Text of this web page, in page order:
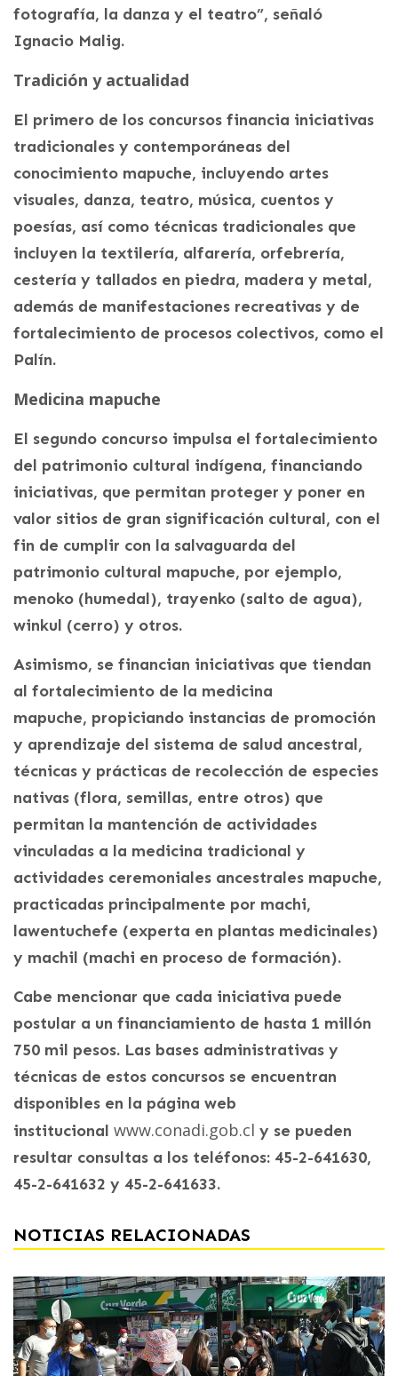
fotografía, la danza y el teatro”, señaló
Ignacio Malig.
Tradición y actualidad
El primero de los concursos financia iniciativas
tradicionales y contemporáneas del
conocimiento mapuche, incluyendo artes
visuales, danza, teatro, música, cuentos y
poesías, así como técnicas tradicionales que
incluyen la textilería, alfarería, orfebrería,
cestería y tallados en piedra, madera y metal,
además de manifestaciones recreativas y de
fortalecimiento de procesos colectivos, como el
Palín.
Medicina mapuche
El segundo concurso impulsa el fortalecimiento
del patrimonio cultural indígena, financiando
iniciativas, que permitan proteger y poner en
valor sitios de gran significación cultural, con el
fin de cumplir con la salvaguarda del
patrimonio cultural mapuche, por ejemplo,
menoko (humedal), trayenko (salto de agua),
winkul (cerro) y otros.
Asimismo, se financian iniciativas que tiendan
al fortalecimiento de la medicina
mapuche, propiciando instancias de promoción
y aprendizaje del sistema de salud ancestral,
técnicas y prácticas de recolección de especies
nativas (flora, semillas, entre otros) que
permitan la mantención de actividades
vinculadas a la medicina tradicional y
actividades ceremoniales ancestrales mapuche,
practicadas principalmente por machi,
lawentuchefe (experta en plantas medicinales)
y machil (machi en proceso de formación).
Cabe mencionar que cada iniciativa puede
postular a un financiamiento de hasta 1 millón
750 mil pesos. Las bases administrativas y
técnicas de estos concursos se encuentran
disponibles en la página web
institucional www.conadi.gob.cl y se pueden
resultar consultas a los teléfonos: 45-2-641630,
45-2-641632 y 45-2-641633.
NOTICIAS RELACIONADAS